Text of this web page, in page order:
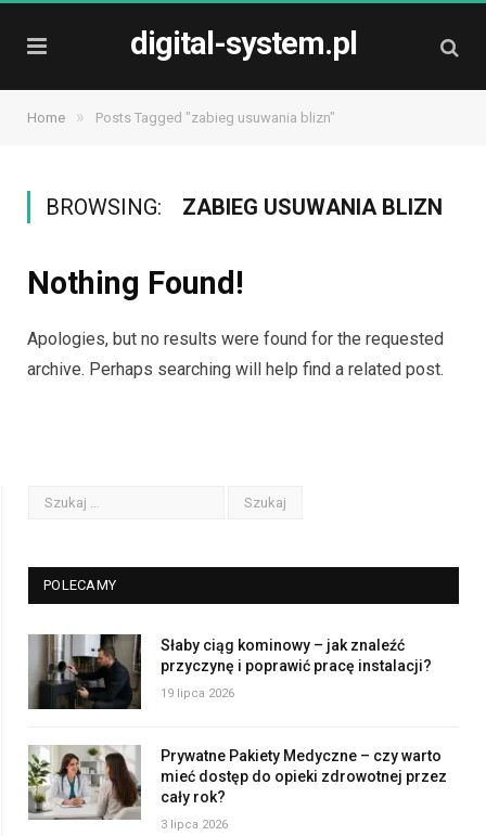
digital-system.pl
Home » Posts Tagged "zabieg usuwania blizn"
BROWSING: ZABIEG USUWANIA BLIZN
Nothing Found!
Apologies, but no results were found for the requested
archive. Perhaps searching will help find a related post.
POLECAMY
Słaby ciąg kominowy – jak znaleźć
przyczynę i poprawić pracę instalacji?
19 lipca 2026
Prywatne Pakiety Medyczne – czy warto
mieć dostęp do opieki zdrowotnej przez
cały rok?
3 lipca 2026